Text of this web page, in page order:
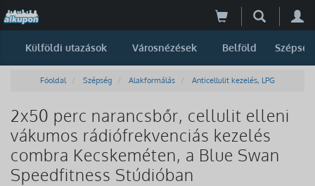
Külföldi utazások Városnézések Belföld Szépség
Főoldal Szépség Alakformálás Anticellulit kezelés, LPG
2x50 perc narancsbőr, cellulit elleni
vákumos rádiófrekvenciás kezelés
combra Kecskeméten, a Blue Swan
Speedfitness Stúdióban